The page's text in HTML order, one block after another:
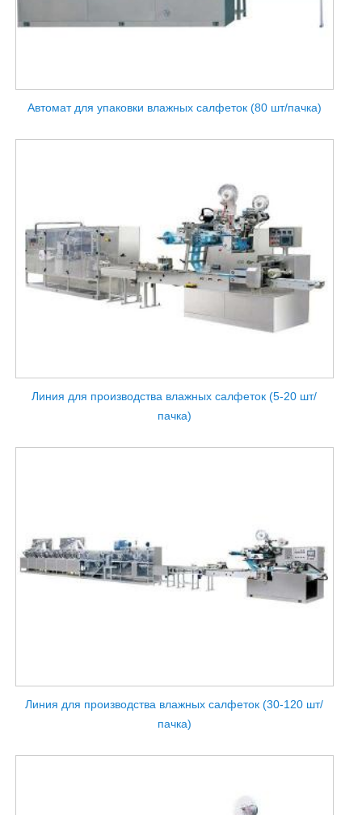
Автомат для упаковки влажных салфеток (80 шт/пачка)
Линия для производства влажных салфеток (5-20 шт/
пачка)
Линия для производства влажных салфеток (30-120 шт/
пачка)